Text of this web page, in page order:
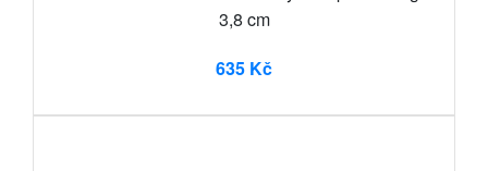
3,8 cm
635 Kč